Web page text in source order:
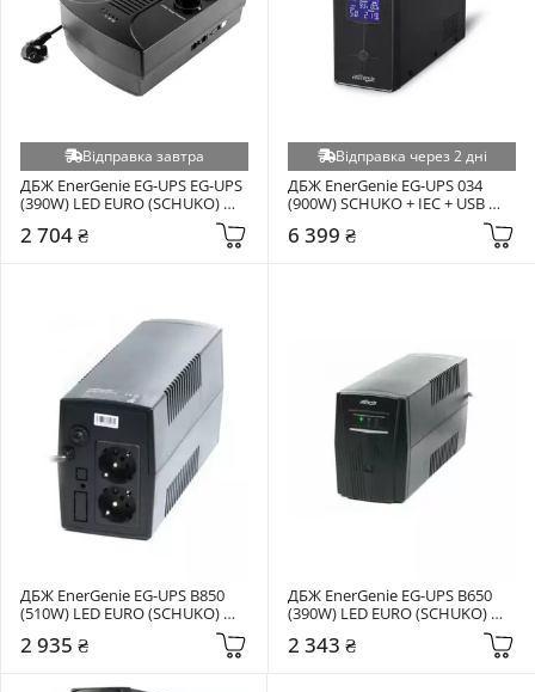
Відправка завтра
ДБЖ EnerGenie EG-UPS EG-UPS
(390W) LED EURO (SCHUKO)
2 704 ₴
Відправка через 2 дні
ДБЖ EnerGenie EG-UPS 034
(900W) SCHUKO + IEC + USB
6 399 ₴
ДБЖ EnerGenie EG-UPS B850
(510W) LED EURO (SCHUKO)
2 935 ₴
ДБЖ EnerGenie EG-UPS B650
(390W) LED EURO (SCHUKO)
2 343 ₴